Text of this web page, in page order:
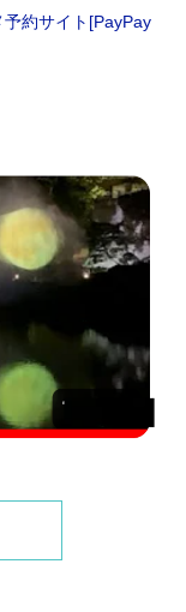
約サイト[PayPay